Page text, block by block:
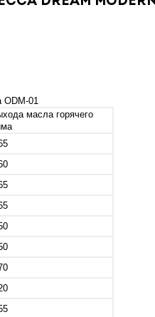
ODM-01
масла горячего